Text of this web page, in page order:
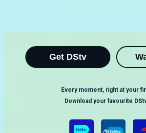
Get DStv
Every moment, right at your
Download your favourite